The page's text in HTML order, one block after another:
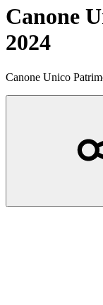
Canone
2024
Canone Unico